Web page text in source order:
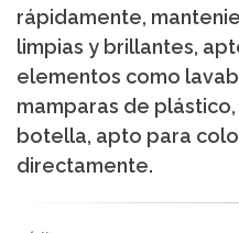
rápidamente,
limpias y brillantes,
elementos como
mamparas de
botella, apto para
directamente.